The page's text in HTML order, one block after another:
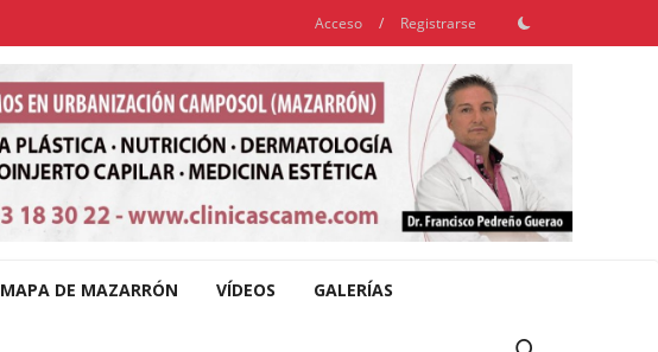
Acceso / Registrarse
MAPA DE MAZARRÓN VÍDEOS GALERÍAS